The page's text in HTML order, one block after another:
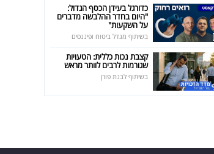
כדורגל בעידן הכסף הגדול:
"היום בחדר ההלבשה מדברים
על השקעות"
בשיתוף מגדל ביטוח ופיננסים
קצבת נכות כללית: הטעויות
שגורמות לרבים לוותר מראש
בשיתוף לבנת פורן